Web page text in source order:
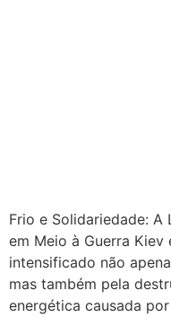
Frio e Solidariedade: A
em Meio à Guerra
intensificado não
mas também pela
energética causada